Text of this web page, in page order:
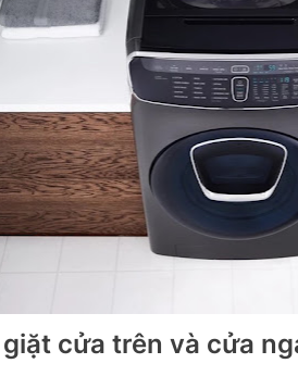
cửa trên và cửa